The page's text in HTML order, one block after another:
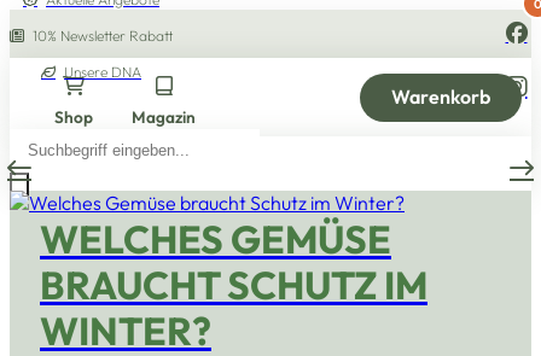
10% Newsletter Rabatt
Unsere DNA
Shop Magazin
Warenkorb
0
Products
search
WELCHES GEMÜSE
BRAUCHT SCHUTZ IM
WINTER?